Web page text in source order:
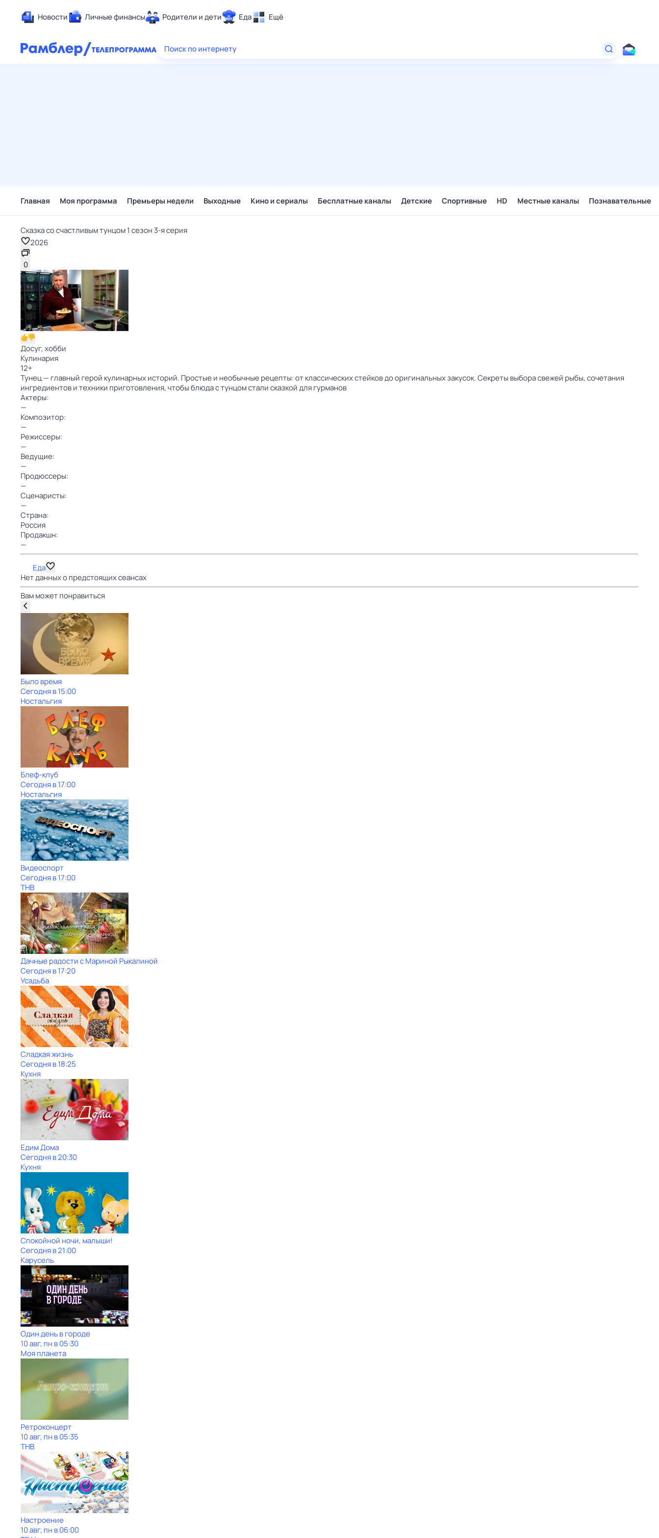
Новости Личные финансы Родители и дети Еда Ещё
Здоровье
Поиск по интернету
Главная Моя программа Премьеры недели Выходные Кино и сериалы Бесплатные каналы Детские Спортивные HD Местные каналы Познавательные
Сказка со счастливым тунцом 1 сезон 3-я серия
2026
0
Досуг, хобби
Кулинария
12+
Тунец — главный герой кулинарных историй. Простые и необычные рецепты: от классических стейков до оригинальных закусок. Секреты выбора свежей рыбы, сочетания
ингредиентов и техники приготовления, чтобы блюда с тунцом стали сказкой для гурманов
Актеры:
—
Композитор:
—
Режиссеры:
—
Ведущие:
—
Продюссеры:
—
Сценаристы:
—
Страна:
Россия
Продакшн:
—
Еда
Нет данных о предстоящих сеансах
Вам может понравиться
Было время
Сегодня в 15:00
Ностальгия
Блеф-клуб
Сегодня в 17:00
Ностальгия
Видеоспорт
Сегодня в 17:00
ТНВ
Дачные радости с Мариной Рыкалиной
Сегодня в 17:20
Усадьба
Сладкая жизнь
Сегодня в 18:25
Кухня
Едим Дома
Сегодня в 20:30
Кухня
Спокойной ночи, малыши!
Сегодня в 21:00
Карусель
Один день в городе
10 авг, пн в 05:30
Моя планета
Ретроконцерт
10 авг, пн в 05:35
ТНВ
Настроение
10 авг, пн в 06:00